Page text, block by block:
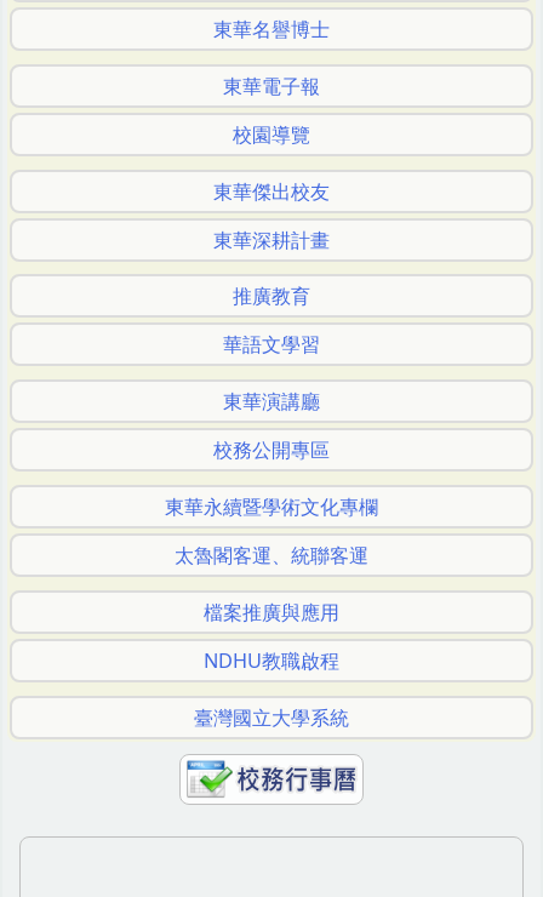
東華名譽博士
東華電子報
校園導覽
東華傑出校友
東華深耕計畫
推廣教育
華語文學習
東華演講廳
校務公開專區
東華永續暨學術文化專欄
太魯閣客運、統聯客運
檔案推廣與應用
NDHU教職啟程
臺灣國立大學系統